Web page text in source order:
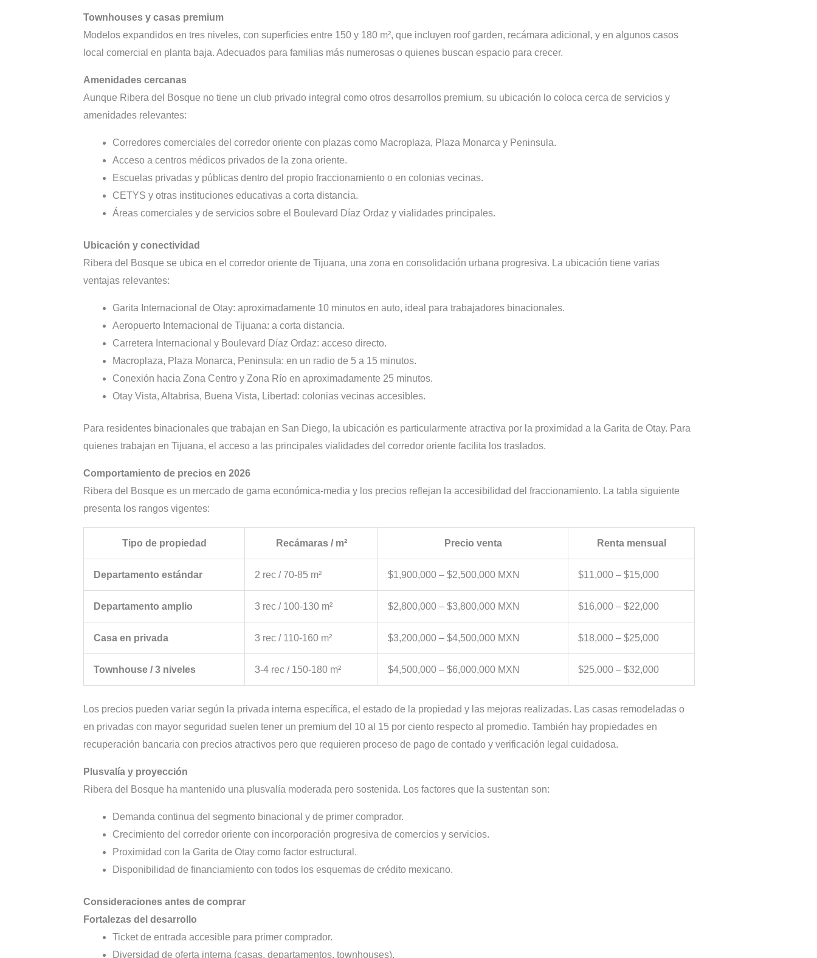
Townhouses y casas premium
Modelos expandidos en tres niveles, con superficies entre 150 y 180 m², que incluyen roof garden, recámara adicional, y en algunos casos
local comercial en planta baja. Adecuados para familias más numerosas o quienes buscan espacio para crecer.
Amenidades cercanas
Aunque Ribera del Bosque no tiene un club privado integral como otros desarrollos premium, su ubicación lo coloca cerca de servicios y
amenidades relevantes:
Corredores comerciales del corredor oriente con plazas como Macroplaza, Plaza Monarca y Peninsula.
Acceso a centros médicos privados de la zona oriente.
Escuelas privadas y públicas dentro del propio fraccionamiento o en colonias vecinas.
CETYS y otras instituciones educativas a corta distancia.
Áreas comerciales y de servicios sobre el Boulevard Díaz Ordaz y vialidades principales.
Ubicación y conectividad
Ribera del Bosque se ubica en el corredor oriente de Tijuana, una zona en consolidación urbana progresiva. La ubicación tiene varias
ventajas relevantes:
Garita Internacional de Otay: aproximadamente 10 minutos en auto, ideal para trabajadores binacionales.
Aeropuerto Internacional de Tijuana: a corta distancia.
Carretera Internacional y Boulevard Díaz Ordaz: acceso directo.
Macroplaza, Plaza Monarca, Peninsula: en un radio de 5 a 15 minutos.
Conexión hacia Zona Centro y Zona Río en aproximadamente 25 minutos.
Otay Vista, Altabrisa, Buena Vista, Libertad: colonias vecinas accesibles.
Para residentes binacionales que trabajan en San Diego, la ubicación es particularmente atractiva por la proximidad a la Garita de Otay. Para
quienes trabajan en Tijuana, el acceso a las principales vialidades del corredor oriente facilita los traslados.
Comportamiento de precios en 2026
Ribera del Bosque es un mercado de gama económica-media y los precios reflejan la accesibilidad del fraccionamiento. La tabla siguiente
presenta los rangos vigentes:
Tipo de propiedad Recámaras / m² Precio venta Renta mensual
Departamento estándar 2 rec / 70-85 m² $1,900,000 – $2,500,000 MXN $11,000 – $15,000
Departamento amplio 3 rec / 100-130 m² $2,800,000 – $3,800,000 MXN $16,000 – $22,000
Casa en privada 3 rec / 110-160 m² $3,200,000 – $4,500,000 MXN $18,000 – $25,000
Townhouse / 3 niveles 3-4 rec / 150-180 m² $4,500,000 – $6,000,000 MXN $25,000 – $32,000
Los precios pueden variar según la privada interna específica, el estado de la propiedad y las mejoras realizadas. Las casas remodeladas o
en privadas con mayor seguridad suelen tener un premium del 10 al 15 por ciento respecto al promedio. También hay propiedades en
recuperación bancaria con precios atractivos pero que requieren proceso de pago de contado y verificación legal cuidadosa.
Plusvalía y proyección
Ribera del Bosque ha mantenido una plusvalía moderada pero sostenida. Los factores que la sustentan son:
Demanda continua del segmento binacional y de primer comprador.
Crecimiento del corredor oriente con incorporación progresiva de comercios y servicios.
Proximidad con la Garita de Otay como factor estructural.
Disponibilidad de financiamiento con todos los esquemas de crédito mexicano.
Consideraciones antes de comprar
Fortalezas del desarrollo
Ticket de entrada accesible para primer comprador.
Diversidad de oferta interna (casas, departamentos, townhouses).